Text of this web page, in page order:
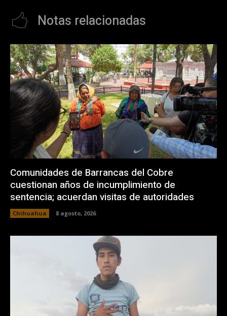
Notas relacionadas
Comunidades de Barrancas del Cobre
cuestionan años de incumplimiento de
sentencia; acuerdan visitas de autoridades
Chihuahua 8 agosto, 2026